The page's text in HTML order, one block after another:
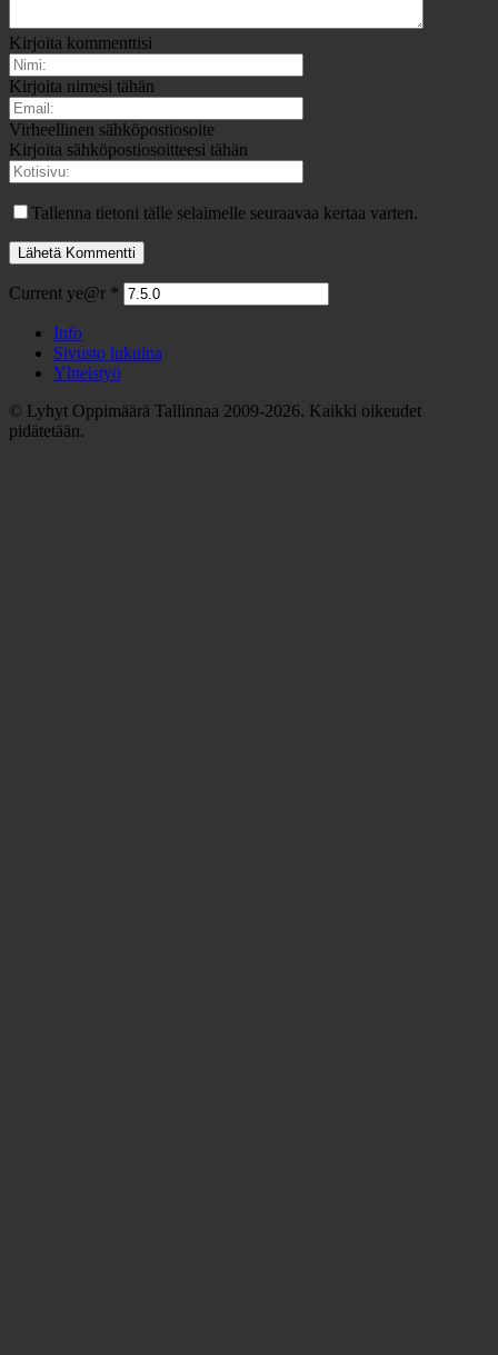
Kirjoita kommenttisi
Kirjoita nimesi tähän
Virheellinen sähköpostiosoite
Kirjoita sähköpostiosoitteesi tähän
Tallenna tietoni tälle selaimelle seuraavaa kertaa varten.
Current ye@r *
Info
Sivusto lukuina
Yhteistyö
© Lyhyt Oppimäärä Tallinnaa 2009-2026. Kaikki oikeudet
pidätetään.